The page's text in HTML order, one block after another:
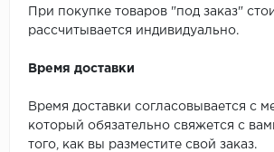
При покупке товаров "под заказ"
рассчитывается индивидуально.
Время доставки
Время доставки согласовывается с
который обязательно свяжется с
того, как вы разместите свой заказ.